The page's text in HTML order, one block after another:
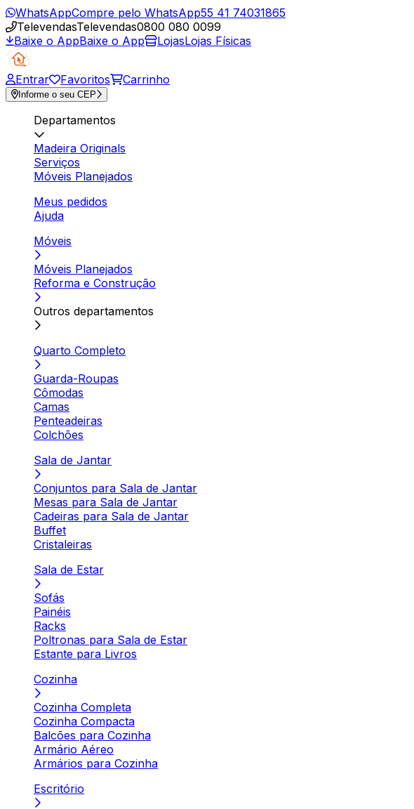
WhatsAppCompre pelo WhatsApp55 41 74031865
TelevendasTelevendas0800 080 0099
Baixe o AppBaixe o App LojasLojas Físicas
Entrar Favoritos Carrinho
Informe o seu CEP
Departamentos
Madeira Originals
Serviços
Móveis Planejados
Meus pedidos
Ajuda
Móveis
Móveis Planejados
Reforma e Construção
Outros departamentos
Quarto Completo
Guarda-Roupas
Cômodas
Camas
Penteadeiras
Colchões
Sala de Jantar
Conjuntos para Sala de Jantar
Mesas para Sala de Jantar
Cadeiras para Sala de Jantar
Buffet
Cristaleiras
Sala de Estar
Sofás
Painéis
Racks
Poltronas para Sala de Estar
Estante para Livros
Cozinha
Cozinha Completa
Cozinha Compacta
Balcões para Cozinha
Armário Aéreo
Armários para Cozinha
Escritório